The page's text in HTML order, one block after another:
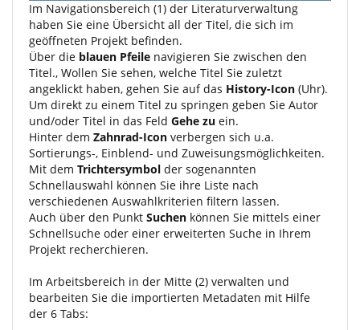
Im Navigationsbereich (1) der Literaturverwaltung
haben Sie eine Übersicht all der Titel, die sich im
geöffneten Projekt befinden.
Über die blauen Pfeile navigieren Sie zwischen den
Titel., Wollen Sie sehen, welche Titel Sie zuletzt
angeklickt haben, gehen Sie auf das History-Icon (Uhr).
Um direkt zu einem Titel zu springen geben Sie Autor
und/oder Titel in das Feld Gehe zu ein.
Hinter dem Zahnrad-Icon verbergen sich u.a.
Sortierungs-, Einblend- und Zuweisungsmöglichkeiten.
Mit dem Trichtersymbol der sogenannten
Schnellauswahl können Sie ihre Liste nach
verschiedenen Auswahlkriterien filtern lassen.
Auch über den Punkt Suchen können Sie mittels einer
Schnellsuche oder einer erweiterten Suche in Ihrem
Projekt recherchieren.
Im Arbeitsbereich in der Mitte (2) verwalten und
bearbeiten Sie die importierten Metadaten mit Hilfe
der 6 Tabs: